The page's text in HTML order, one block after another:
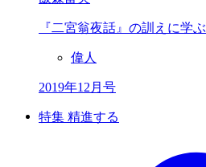
『二宮翁夜話』の訓えに学ぶ
偉人
2019年12月号
特集 精進する